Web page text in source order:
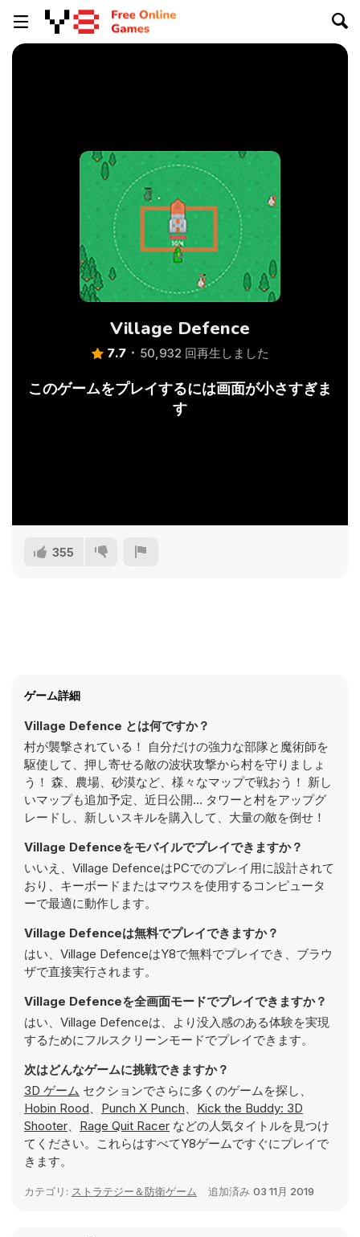
Village Defence
7.7 50,932 回再生しました
このゲームをプレイするには画面が小さすぎま
す
355
ゲーム詳細
Village Defence とは何ですか？
村が襲撃されている！ 自分だけの強力な部隊と魔術師を
駆使して、押し寄せる敵の波状攻撃から村を守りましょ
う！ 森、農場、砂漠など、様々なマップで戦おう！ 新し
いマップも追加予定、近日公開… タワーと村をアップグ
レードし、新しいスキルを購入して、大量の敵を倒せ！
Village Defenceをモバイルでプレイできますか？
いいえ、Village DefenceはPCでのプレイ用に設計されて
おり、キーボードまたはマウスを使用するコンピュータ
ーで最適に動作します。
Village Defenceは無料でプレイできますか？
はい、Village DefenceはY8で無料でプレイでき、ブラウ
ザで直接実行されます。
Village Defenceを全画面モードでプレイできますか？
はい、Village Defenceは、より没入感のある体験を実現
するためにフルスクリーンモードでプレイできます。
次はどんなゲームに挑戦できますか？
3D ゲーム セクションでさらに多くのゲームを探し、
Hobin Rood、 Punch X Punch、 Kick the Buddy: 3D
Shooter、 Rage Quit Racer などの人気タイトルを見つけ
てください。これらはすべてY8ゲームですぐにプレイで
きます。
カテゴリ: ストラテジー＆防衛ゲーム 追加済み 03 11月 2019